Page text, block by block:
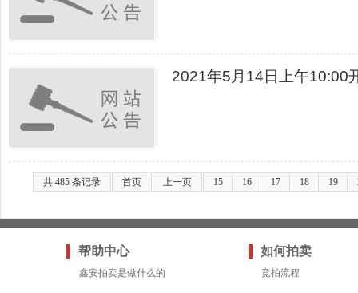
2021年5月14日上午10:00
共 485 条记录 首页 上一页 15 16 17 18 19
帮助中心
鑫安拍卖是做什么的
如何拍卖
竞拍流程